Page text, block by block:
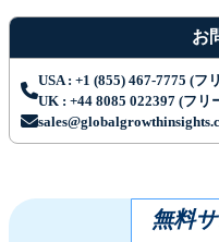
お
USA : +1 (855) 467-7775 (フ
UK : +44 8085 022397 (フリ
無料